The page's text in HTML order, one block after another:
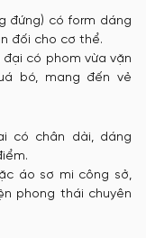
đứng) có form dáng
đối cho cơ thể.
có phom vừa vặn
bó, mang đến vẻ
có chân dài, dáng
áo sơ mi công sở,
phong thái chuyên